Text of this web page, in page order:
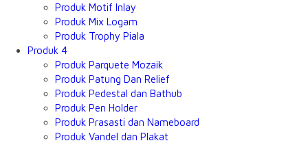
Produk Motif Inlay
Produk Mix Logam
Produk Trophy Piala
Produk 4
Produk Parquete Mozaik
Produk Patung Dan Relief
Produk Pedestal dan Bathub
Produk Pen Holder
Produk Prasasti dan Nameboard
Produk Vandel dan Plakat